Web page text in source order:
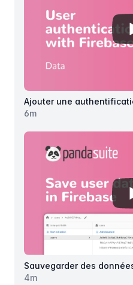
6m
4m